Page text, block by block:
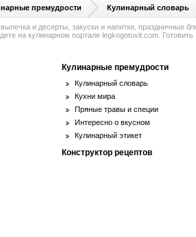
премудрости Кулинарный словарь
и десерты, закуски и напитки, праздничные
на кулинарном портале legkogotovit.com. Готовить
Кулинарные премудрости
Кулинарный словарь
Кухни мира
Пряные травы и специи
Интересно о вкусном
Кулинарный этикет
Конструктор рецептов